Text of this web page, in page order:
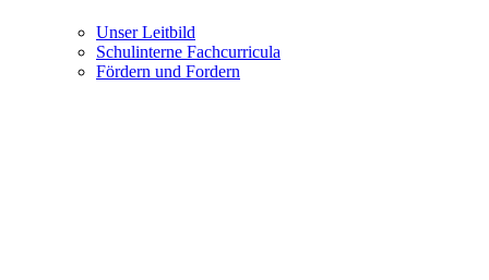
Unser Leitbild
Schulinterne Fachcurricula
Fördern und Fordern